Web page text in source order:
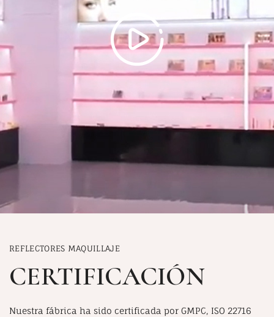
REFLECTORES MAQUILLAJE
CERTIFICACIÓN
Nuestra fábrica ha sido certificada por GMPC, ISO 22716